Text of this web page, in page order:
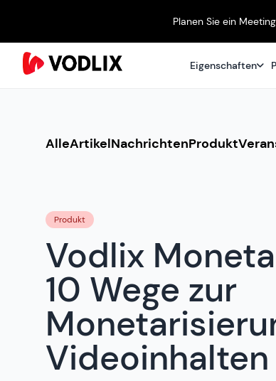
Planen Sie ein
Eigenschaften
AlleArtikelNachrichtenProdukt
Produkt
Vodlix
10 Wege zur